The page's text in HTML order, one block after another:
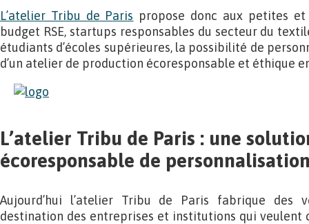
L’atelier Tribu de Paris propose donc aux petites
budget RSE, startups responsables du secteur du
étudiants d’écoles supérieures, la possibilité de
d’un atelier de production écoresponsable et éthique
L’atelier Tribu de Paris : une
écoresponsable de
Aujourd’hui l’atelier Tribu de Paris fabrique des
destination des entreprises et institutions qui veulent